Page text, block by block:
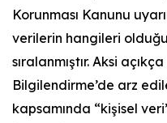
Korunması Kanunu
verilerin hangileri
sıralanmıştır. Aksi
Bilgilendirme’de arz
kapsamında “kişisel